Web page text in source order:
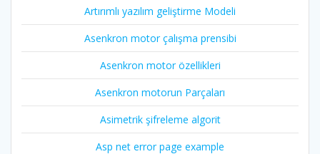
Artırımlı yazılım geliştirme Modeli
Asenkron motor çalışma prensibi
Asenkron motor özellikleri
Asenkron motorun Parçaları
Asimetrik şifreleme algorit
Asp net error page example